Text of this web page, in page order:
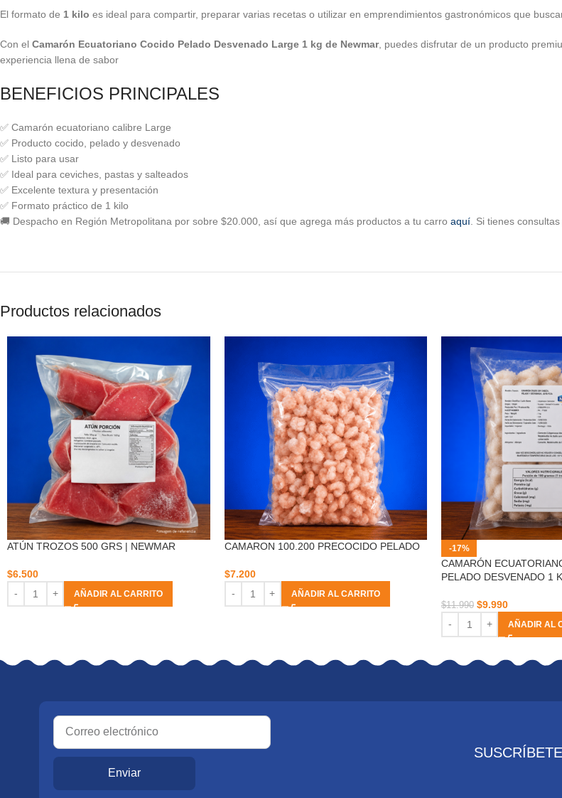
El formato de 1 kilo es ideal para compartir, preparar varias recetas o utilizar en emprendimientos gastronómicos que
Con el Camarón Ecuatoriano Cocido Pelado Desvenado Large 1 kg de Newmar, puedes disfrutar de un producto
experiencia llena de sabor
BENEFICIOS PRINCIPALES
✅ Camarón ecuatoriano calibre Large
✅ Producto cocido, pelado y desvenado
✅ Listo para usar
✅ Ideal para ceviches, pastas y salteados
✅ Excelente textura y presentación
✅ Formato práctico de 1 kilo
🚚 Despacho en Región Metropolitana por sobre $20.000, así que agrega más productos a tu carro aquí . Si tienes
Productos relacionados
ATÚN TROZOS 500 GRS | NEWMAR
$6.500
AÑADIR AL CARRITO
CAMARON 100.200 PRECOCIDO PELADO
$7.200
AÑADIR AL CARRITO
-17%
CAMARÓN
PELADO DESVENADO 1
$11.990 $9.990
AÑADIR AL
Enviar